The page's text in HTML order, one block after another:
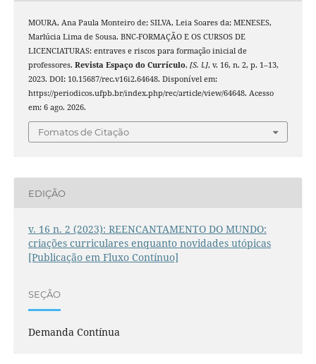
MOURA, Ana Paula Monteiro de; SILVA, Leia Soares da; MENESES,
Marlúcia Lima de Sousa. BNC-FORMAÇÃO E OS CURSOS DE
LICENCIATURAS: entraves e riscos para formação inicial de
professores. Revista Espaço do Currículo, [S. l.], v. 16, n. 2, p. 1–13,
2023. DOI: 10.15687/rec.v16i2.64648. Disponível em:
https://periodicos.ufpb.br/index.php/rec/article/view/64648. Acesso
em: 6 ago. 2026.
Fomatos de Citação
EDIÇÃO
v. 16 n. 2 (2023): REENCANTAMENTO DO MUNDO:
criações curriculares enquanto novidades utópicas
[Publicação em Fluxo Contínuo]
SEÇÃO
Demanda Contínua